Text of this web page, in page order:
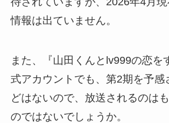
情報は出ていません。
また、『山田くんとlv999の恋を
式アカウントでも、第2期を予感
どはないので、放送されるのは
のではないでしょうか。